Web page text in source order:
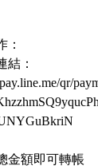
：
結：
qr/
金額即可轉帳